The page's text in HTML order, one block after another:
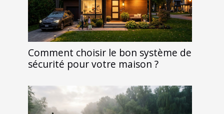
Comment choisir le bon système de
sécurité pour votre maison ?